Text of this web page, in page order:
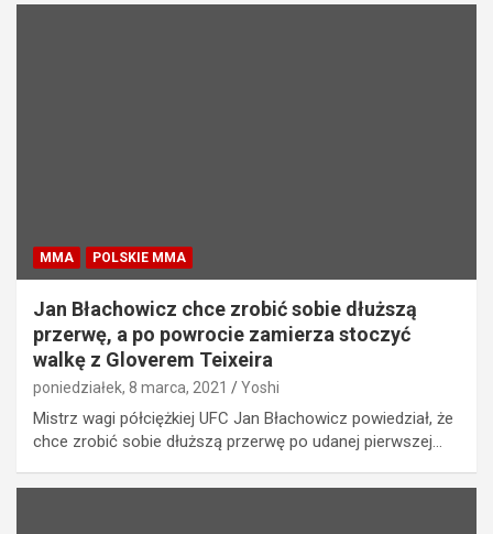
MMA POLSKIE MMA
Jan Błachowicz chce zrobić sobie dłuższą
przerwę, a po powrocie zamierza stoczyć
walkę z Gloverem Teixeira
poniedziałek, 8 marca, 2021 Yoshi
Mistrz wagi półciężkiej UFC Jan Błachowicz powiedział, że
chce zrobić sobie dłuższą przerwę po udanej pierwszej…